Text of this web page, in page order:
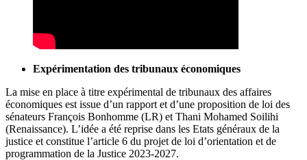
Expérimentation des tribunaux économiques
La mise en place à titre expérimental de tribunaux des affaires
économiques est issue d’un rapport et d’une proposition de loi des
sénateurs François Bonhomme (LR) et Thani Mohamed Soilihi
(Renaissance). L’idée a été reprise dans les Etats généraux de la
justice et constitue l’article 6 du projet de loi d’orientation et de
programmation de la Justice 2023-2027.